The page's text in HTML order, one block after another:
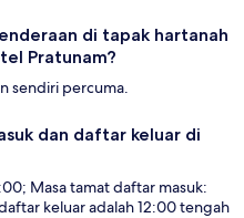
di tapak hartanah
Pratunam?
sendiri percuma.
dan daftar keluar di
Masa tamat daftar masuk:
keluar adalah 12:00 tengah